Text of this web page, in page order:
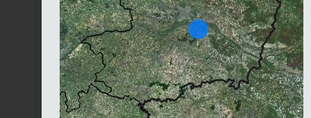
Chargement...